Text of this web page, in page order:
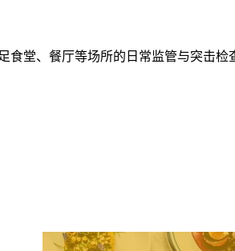
食堂、餐厅等场所的日常监管与突击检